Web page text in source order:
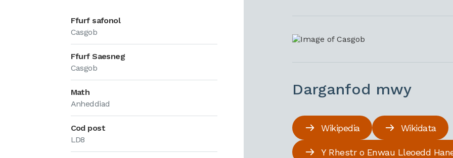
Ffurf safonol
Casgob
Ffurf Saesneg
Casgob
Math
Anheddiad
Cod post
LD8
Darganfod mwy
Wikipedia Wikidata
Y Rhestr o Enwau Lleoedd